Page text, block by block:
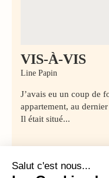
VIS-À-VIS
Line Papin
J’avais eu un coup de
appartement, au
Il était situé...